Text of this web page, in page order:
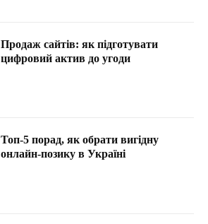
Продаж сайтів: як підготувати
цифровий актив до угоди
Топ-5 порад, як обрати вигідну
онлайн-позику в Україні